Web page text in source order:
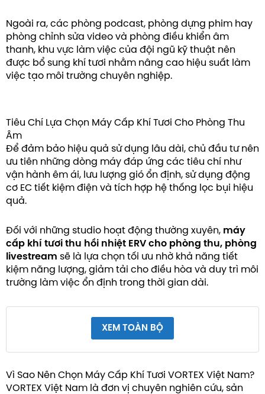
Ngoài ra, các phòng podcast, phòng dựng phim hay
phòng chỉnh sửa video và phòng điều khiển âm
thanh, khu vực làm việc của đội ngũ kỹ thuật nên
được bổ sung khí tươi nhằm nâng cao hiệu suất làm
việc tạo môi trường chuyên nghiệp.
Tiêu Chí Lựa Chọn Máy Cấp Khí Tươi Cho Phòng Thu
Âm
Để đảm bảo hiệu quả sử dụng lâu dài, chủ đầu tư nên
ưu tiên những dòng máy đáp ứng các tiêu chí như
vận hành êm ái, lưu lượng gió ổn định, sử dụng động
cơ EC tiết kiệm điện và tích hợp hệ thống lọc bụi hiệu
quả.
Đối với những studio hoạt động thường xuyên, máy
cấp khí tươi thu hồi nhiệt ERV cho phòng thu, phòng
livestream sẽ là lựa chọn tối ưu nhờ khả năng tiết
kiệm năng lượng, giảm tải cho điều hòa và duy trì môi
trường làm việc ổn định trong thời gian dài.
XEM TOÀN BỘ
Vì Sao Nên Chọn Máy Cấp Khí Tươi VORTEX Việt Nam?
VORTEX Việt Nam là đơn vị chuyên nghiên cứu, sản